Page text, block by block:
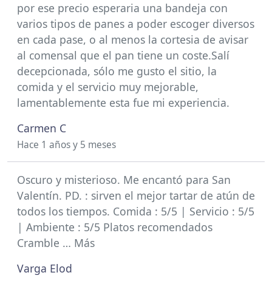
por ese precio esperaria una bandeja con
varios tipos de panes a poder escoger diversos
en cada pase, o al menos la cortesia de avisar
al comensal que el pan tiene un coste.Salí
decepcionada, sólo me gusto el sitio, la
comida y el servicio muy mejorable,
lamentablemente esta fue mi experiencia.
Carmen C
Hace 1 años y 5 meses
Oscuro y misterioso. Me encantó para San
Valentín. PD. : sirven el mejor tartar de atún de
todos los tiempos. Comida : 5/5 | Servicio : 5/5
| Ambiente : 5/5 Platos recomendados
Cramble … Más
Varga Elod